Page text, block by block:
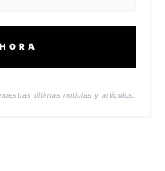
últimas noticias y artículos.